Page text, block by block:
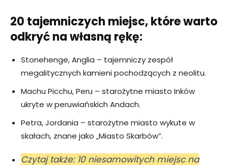
20 tajemniczych miejsc, które warto
odkryć na własną rękę:
Stonehenge, Anglia – tajemniczy zespół
megalitycznych kamieni pochodzących z neolitu.
Machu Picchu, Peru – starożytne miasto Inków
ukryte w peruwiańskich Andach.
Petra, Jordania – starożytne miasto wykute w
skałach, znane jako „Miasto Skarbów”.
Czytaj także: 10 niesamowitych miejsc na